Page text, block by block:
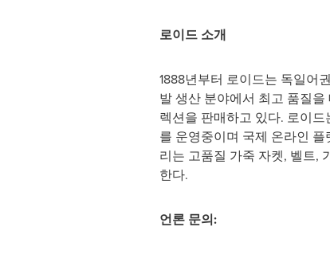
로이드 소개
1888년부터 로이드는 독일어
발 생산 분야에서 최고 품질
렉션을 판매하고 있다. 로이
를 운영중이며 국제 온라인
리는 고품질 가죽 자켓, 벨트,
한다.
언론 문의: